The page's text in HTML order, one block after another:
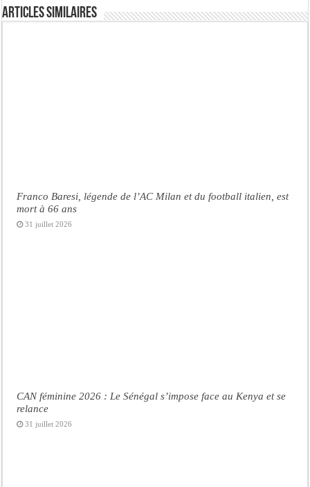
Articles similaires
Franco Baresi, légende de l’AC Milan et du football italien, est
mort à 66 ans
31 juillet 2026
CAN féminine 2026 : Le Sénégal s’impose face au Kenya et se
relance
31 juillet 2026